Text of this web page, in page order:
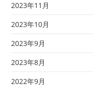
2023年11月
2023年10月
2023年9月
2023年8月
2022年9月